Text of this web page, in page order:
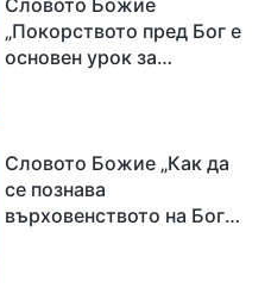
Словото Божие
„Покорството пред Бог е
основен урок за
Словото Божие „Как да
се познава
върховенството на Бог“